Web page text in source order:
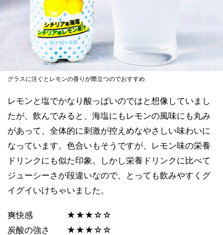
グラスに注ぐとレモンの香りが際立つのでおすすめ
レモンと塩でかなり酸っぱいのではと想像していまし
たが、飲んでみると、海塩にもレモンの風味にも丸み
があって、全体的に刺激が控えめなやさしい味わいに
なっています。色合いもそうですが、レモン味の栄養
ドリンクにも似た印象。しかし栄養ドリンクに比べて
ジューシーさが段違いなので、とっても飲みやすくグ
イグイいけちゃいました。
爽快感 ★★★☆☆
炭酸の強さ ★★★☆☆